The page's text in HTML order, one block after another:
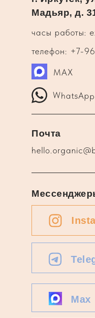
часы работы:
Мадьяр, д.
телефон: +7-
WhatsApp
MAX
Почта
Max